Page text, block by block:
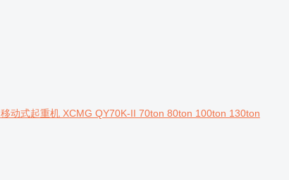
移动式起重机 XCMG QY70K-II 70ton 80ton 100ton 130ton